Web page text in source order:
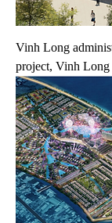
Vinh Long
project, Vinh Long